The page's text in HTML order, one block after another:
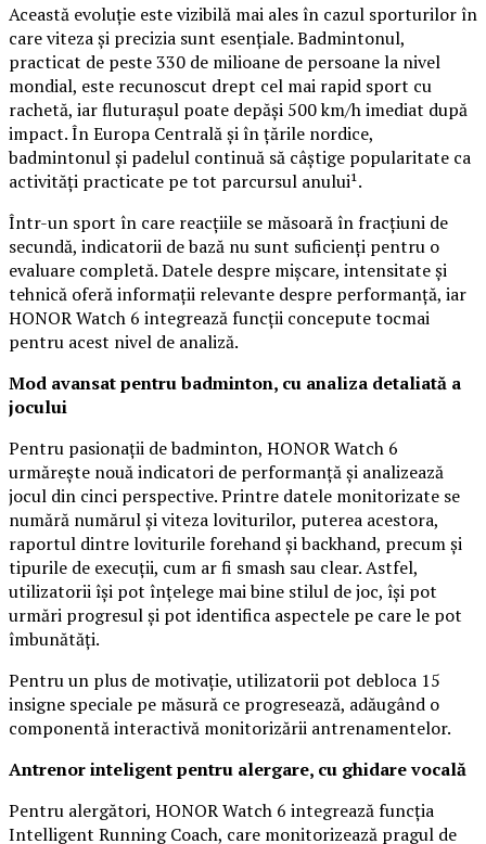
Această evoluție este vizibilă mai ales în cazul sporturilor în
care viteza și precizia sunt esențiale. Badmintonul,
practicat de peste 330 de milioane de persoane la nivel
mondial, este recunoscut drept cel mai rapid sport cu
rachetă, iar fluturașul poate depăși 500 km/h imediat după
impact. În Europa Centrală și în țările nordice,
badmintonul și padelul continuă să câștige popularitate ca
activități practicate pe tot parcursul anului¹.
Într-un sport în care reacțiile se măsoară în fracțiuni de
secundă, indicatorii de bază nu sunt suficienți pentru o
evaluare completă. Datele despre mișcare, intensitate și
tehnică oferă informații relevante despre performanță, iar
HONOR Watch 6 integrează funcții concepute tocmai
pentru acest nivel de analiză.
Mod avansat pentru badminton, cu analiza detaliată a
jocului
Pentru pasionații de badminton, HONOR Watch 6
urmărește nouă indicatori de performanță și analizează
jocul din cinci perspective. Printre datele monitorizate se
numără numărul și viteza loviturilor, puterea acestora,
raportul dintre loviturile forehand și backhand, precum și
tipurile de execuții, cum ar fi smash sau clear. Astfel,
utilizatorii își pot înțelege mai bine stilul de joc, își pot
urmări progresul și pot identifica aspectele pe care le pot
îmbunătăți.
Pentru un plus de motivație, utilizatorii pot debloca 15
insigne speciale pe măsură ce progresează, adăugând o
componentă interactivă monitorizării antrenamentelor.
Antrenor inteligent pentru alergare, cu ghidare vocală
Pentru alergători, HONOR Watch 6 integrează funcția
Intelligent Running Coach, care monitorizează pragul de